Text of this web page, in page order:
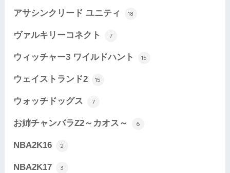
アサシンクリード ユニティ 18
ヴァルキリーコネクト 7
ウィッチャー3 ワイルドハント 15
ウェイストランド2 15
ウォッチドッグス 7
お姉チャンバラZ2～カオス～ 6
NBA2K16 2
NBA2K17 3